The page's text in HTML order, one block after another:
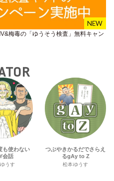
梅毒の「ゆうそう検査」無料キャン
も使わない
会話
うす
つぶやきかるだでさらえ
るgAy to Z
松本ゆうす